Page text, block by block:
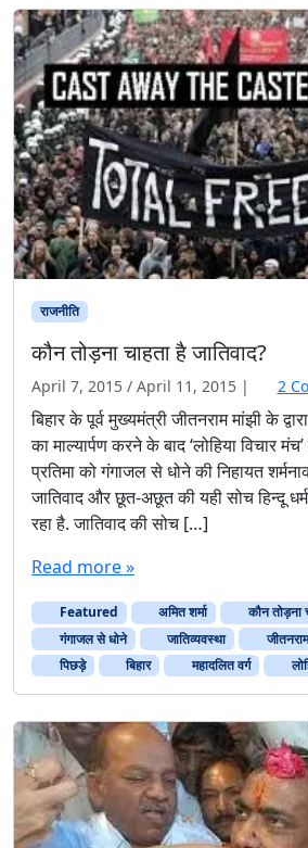
राजनीति
कौन तोड़ना चाहता है जातिवाद?
April 7, 2015 / April 11, 2015 | 2
बिहार के पूर्व मुख्यमंत्री जीतनराम मांझी के
का माल्यार्पण करने के बाद ‘लोहिया विचार
प्रतिमा को गंगाजल से धोने की निहायत
जातिवाद और छूत-अछूत की यही सोच हिन्दू
रहा है. जातिवाद की सोच […]
Read more »
Featured अमित शर्मा
कौन तोड़ना
गंगाजल से धोने
जातिव्यवस्था
पिछड़े
बिहार महादलित वर्ग